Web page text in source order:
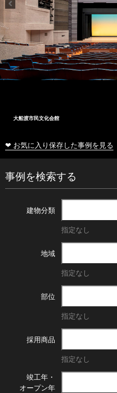
大船渡市民文化会館
❤ お気に入り保存した事例を見る
事例を検索する
建物分類
指定なし
地域
指定なし
部位
指定なし
採用商品
指定なし
竣工年・
オープン年